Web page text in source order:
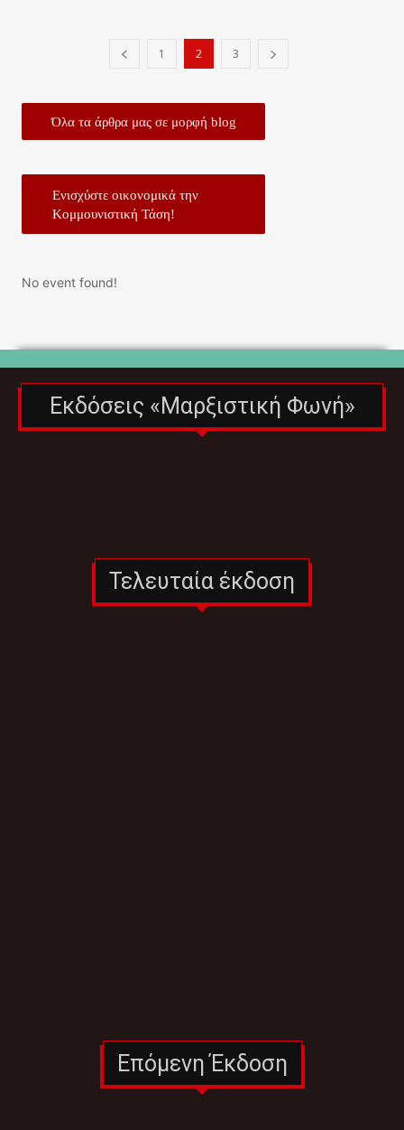
1 2 3
Όλα τα άρθρα μας σε μορφή blog
Ενισχύστε οικονομικά την
Κομμουνιστική Τάση!
No event found!
Εκδόσεις «Μαρξιστική Φωνή»
Τελευταία έκδοση
Επόμενη Έκδοση